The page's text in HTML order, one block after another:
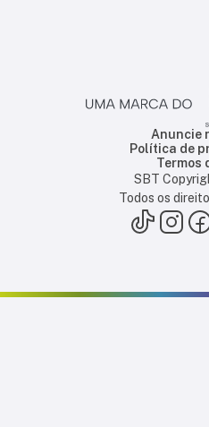
Anuncie
Política de
Termos
SBT
Todos os